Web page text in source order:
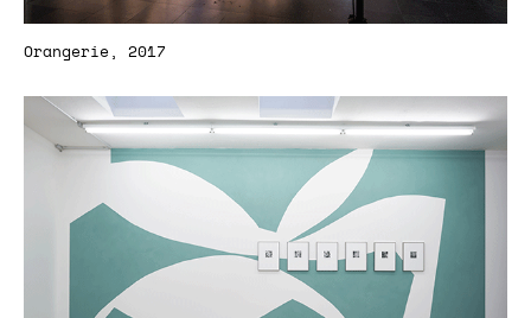
Orangerie, 2017